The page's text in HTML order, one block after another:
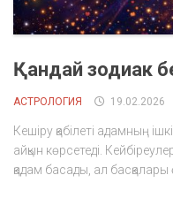
Қандай зодиак
АСТРОЛОГИЯ 19.02.2026
Кешіру қабілеті адамның
айқын көрсетеді.
қадам басады, ал басқалары